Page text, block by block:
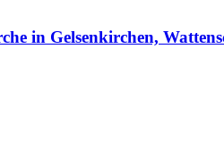
in Gelsenkirchen,